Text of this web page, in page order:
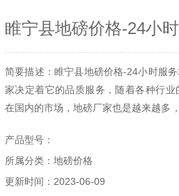
睢宁县地磅价格-24小
简要描述：睢宁县地磅价格-24小时服
家决定着它的品质服务，随着各种行业
在国内的市场，地磅厂家也是越来越多
点，已经应用到工业、矿产、农业等使
产品型号：
所属分类：地磅价格
更新时间：2023-06-09